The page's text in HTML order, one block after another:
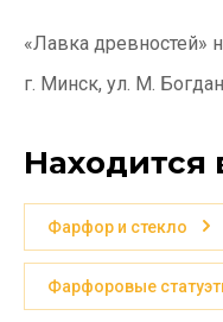
«Лавка древностей»
г. Минск, ул. М.
Находится
Фарфор и стекло
Фарфоровые